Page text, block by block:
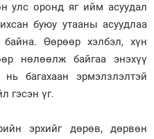
улс оронд яг ийм асуудал
буюу утааны асуудлаа
Өөрөөр хэлбэл, хүн
нөлөөлж байгаа энэхүү
багахаан эрмэлзлэлтэй
гэсэн үг.
эрхийг дөрөв, дөрвөн